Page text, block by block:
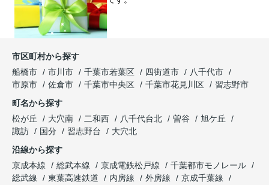
市区町村から探す
船橋市
市川市 千葉市若葉区 四街道市
八千代市
市原市
佐倉市 千葉市中央区 千葉市花見川区
習志野市
町名から探す
松が丘
大穴南 二和西 八千代台北 曽谷
旭ケ丘
諏訪
国分 習志野台
大穴北
沿線から探す
京成本線
総武本線 京成電鉄松戸線
千葉都市モノレール
総武線
東葉高速鉄道 内房線 外房線
京成千葉線